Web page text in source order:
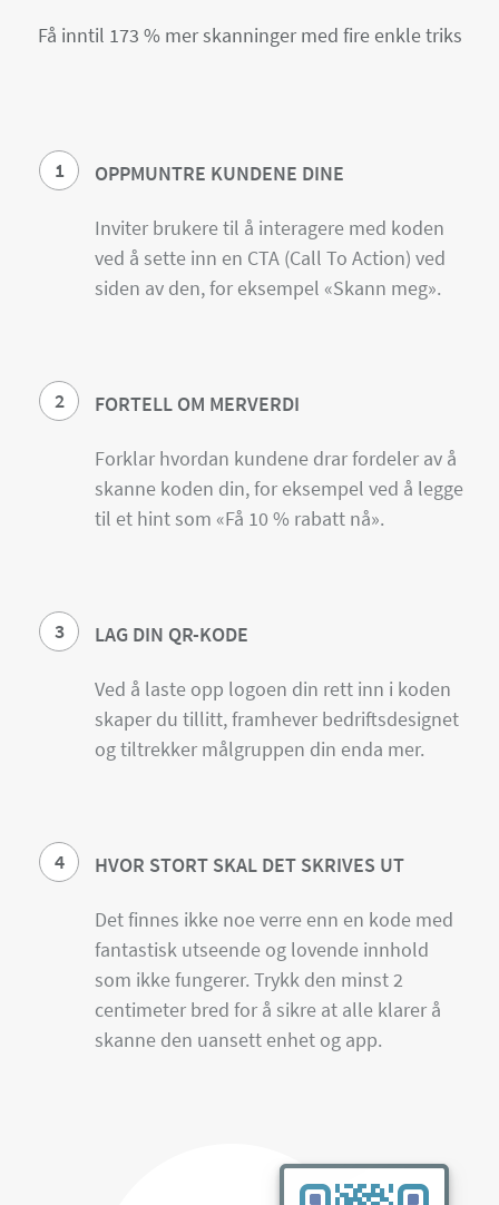
Få inntil 173 % mer skanninger med fire enkle triks
1 OPPMUNTRE KUNDENE DINE
Inviter brukere til å interagere med koden
ved å sette inn en CTA (Call To Action) ved
siden av den, for eksempel «Skann meg».
2 FORTELL OM MERVERDI
Forklar hvordan kundene drar fordeler av å
skanne koden din, for eksempel ved å legge
til et hint som «Få 10 % rabatt nå».
3 LAG DIN QR-KODE
Ved å laste opp logoen din rett inn i koden
skaper du tillitt, framhever bedriftsdesignet
og tiltrekker målgruppen din enda mer.
4 HVOR STORT SKAL DET SKRIVES UT
Det finnes ikke noe verre enn en kode med
fantastisk utseende og lovende innhold
som ikke fungerer. Trykk den minst 2
centimeter bred for å sikre at alle klarer å
skanne den uansett enhet og app.